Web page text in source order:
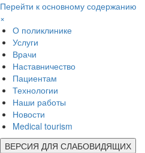
Перейти к основному содержанию
×
О поликлинике
Услуги
Врачи
Наставничество
Пациентам
Технологии
Наши работы
Новости
Medical tourism
ВЕРСИЯ ДЛЯ СЛАБОВИДЯЩИХ